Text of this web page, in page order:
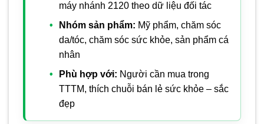
máy nhánh 2120 theo dữ liệu đối tác
Nhóm sản phẩm: Mỹ phẩm, chăm sóc
da/tóc, chăm sóc sức khỏe, sản phẩm cá
nhân
Phù hợp với: Người cần mua trong
TTTM, thích chuỗi bán lẻ sức khỏe – sắc
đẹp